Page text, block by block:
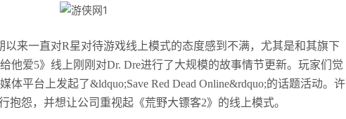
来一直对R星对待游戏线上模式的态度感到不满，尤其是和其旗下
他爱5》线上刚刚对Dr. Dre进行了大规模的故事情节更新。玩家们觉
平台上发起了&ldquo;Save Red Dead Online&rdquo;的话题活动。许
抱怨，并想让公司重视起《荒野大镖客2》的线上模式。